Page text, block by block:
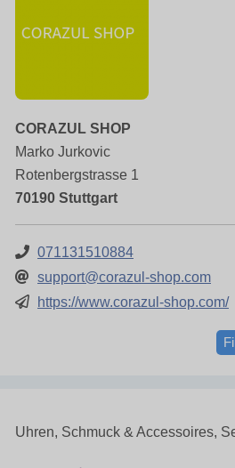
CORAZUL SHOP
Marko Jurkovic
Rotenbergstrasse 1
70190 Stuttgart
071131510884
support@corazul-shop.com
https://www.corazul-shop.com/
Uhren, Schmuck & Accessoires,